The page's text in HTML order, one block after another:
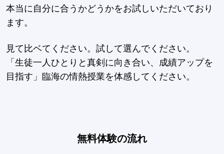
本当に自分に合うかどうかをお試しいただいており
ます。
見て比ベてください。試して選んでください。
「生徒一人ひとりと真剣に向き合い、成績アップを
目指す」臨海の情熱授業を体感してください。
無料体験の流れ